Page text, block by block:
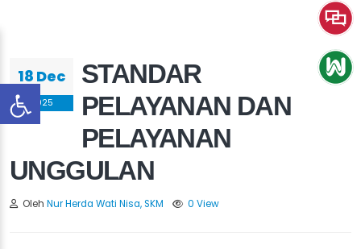
18 Dec
2025
STANDAR
PELAYANAN DAN
PELAYANAN
UNGGULAN
Oleh Nur Herda Wati Nisa, SKM 0 View